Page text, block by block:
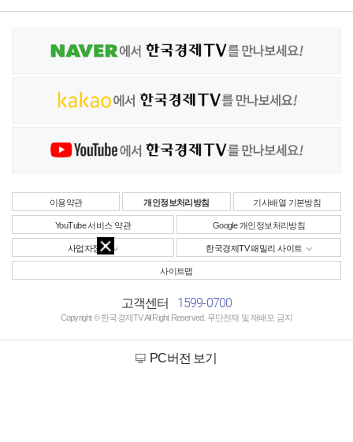
이용약관 개인정보처리방침 기사배열 기본방침
YouTube 서비스 약관 Google 개인정보처리방침
사업자정보 한국경제TV 패밀리 사이트
사이트맵
고객센터 1599-0700
Copyright © 한국경제TV All Right Reserved. 무단전재 및 재배포 금지
PC버전 보기